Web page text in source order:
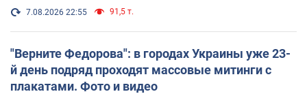
7.08.2026 22:55 91,5 т.
"Верните Федорова": в городах Украины уже 23-
й день подряд проходят массовые митинги с
плакатами. Фото и видео